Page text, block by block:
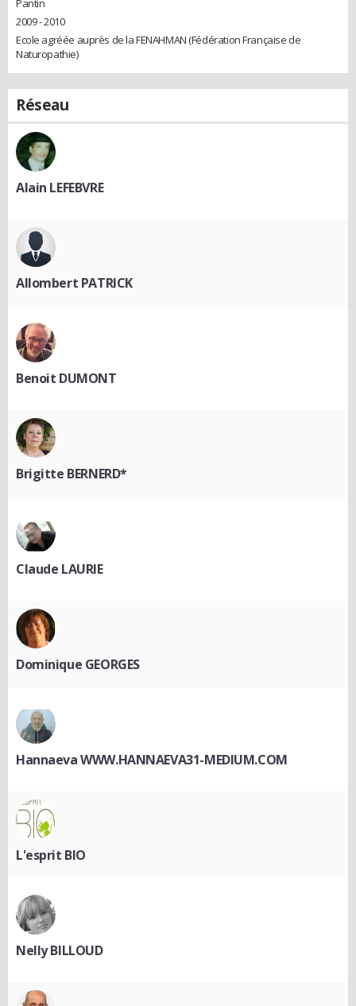
Pantin
2009 - 2010
Ecole agréée auprès de la FENAHMAN (Fédération Française de
Naturopathie)
Réseau
Alain LEFEBVRE
Allombert PATRICK
Benoit DUMONT
Brigitte BERNERD*
Claude LAURIE
Dominique GEORGES
Hannaeva WWW.HANNAEVA31-MEDIUM.COM
L'esprit BIO
Nelly BILLOUD